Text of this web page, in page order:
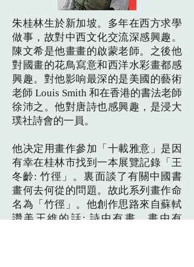
朱桂林生於新加坡。多年在西方求學
做事，故對中西文化交流深感興趣。
陳文希是他畫畫的啟蒙老師。之後他
對國畫的花鳥寫意和西洋水彩畫都感
興趣。對他影响最深的是美國的藝術
老師 Louis Smith 和在香港的書法老師
徐沛之。他對唐詩也感興趣，是浸大
璞社詩會的一員。
他决定用畫作參加「十載雅意」是因
有幸在桂林市找到一本展覽記錄「王
冬齡: 竹徑」。裏面談了有關中國書
畫何去何從的問題。故此系列畫作命
名為「竹徑」。他創作思路來自蘇軾
讚美王維的話: 詩中有畫，畫中有